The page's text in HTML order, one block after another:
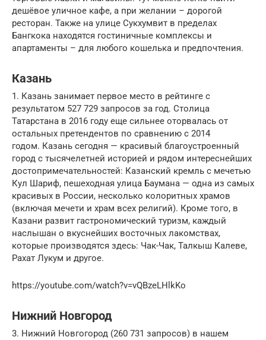
дешёвое уличное кафе, а при желании – дорогой
ресторан. Также на улице Сукхумвит в пределах
Бангкока находятся гостиничные комплексы и
апартаменты – для любого кошелька и предпочтения.
Казань
1. Казань занимает первое место в рейтинге с
результатом 527 729 запросов за год. Столица
Татарстана в 2016 году еще сильнее оторвалась от
остальных претендентов по сравнению с 2014
годом. Казань сегодня — красивый благоустроенный
город с тысячелетней историей и рядом интереснейших
достопримечательностей: Казанский кремль с мечетью
Кул Шариф, пешеходная улица Баумана — одна из самых
красивых в России, несколько колоритных храмов
(включая мечети и храм всех религий). Кроме того, в
Казани развит гастрономический туризм, каждый
наслышан о вкуснейших восточных лакомствах,
которые производятся здесь: Чак-Чак, Талкыш Калеве,
Рахат Лукум и другое.
https://youtube.com/watch?v=vQBzeLHlkKo
Нижний Новгород
3. Нижний Новгогород (260 731 запросов) в нашем